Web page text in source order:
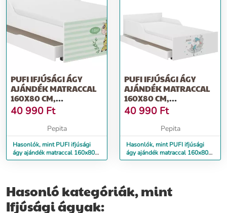
PUFI IFJÚSÁGI ÁGY
AJÁNDÉK MATRACCAL
160X80 CM,
ÁGYNEMŰTARTÓ
NÉLKÜ...
40 990 Ft
Pepita
Hasonlók, mint PUFI ifjúsági
ágy ajándék matraccal 160x80
cm, ágyneműtartó nélkü...
PUFI IFJÚSÁGI ÁGY
AJÁNDÉK MATRACCAL
160X80 CM,
ÁGYNEMŰTARTÓ
NÉLK...
40 990 Ft
Pepita
Hasonlók, mint PUFI ifjúsági
ágy ajándék matraccal 160x80
cm, ágyneműtartó nélk...
Hasonló kategóriák, mint
Ifjúsági ágyak: